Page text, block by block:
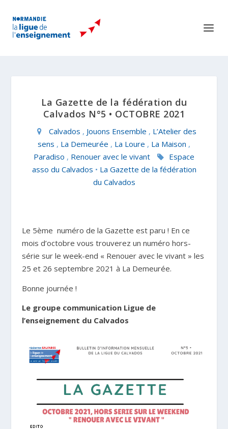
La Gazette de la fédération du
Calvados N°5 • OCTOBRE 2021
Calvados , Jouons Ensemble , L’Atelier des
sens , La Demeurée , La Loure , La Maison ,
Paradiso , Renouer avec le vivant
Espace
asso du Calvados • La Gazette de la fédération
du Calvados
Le 5ème numéro de la Gazette est paru ! En ce
mois d’octobre vous trouverez un numéro hors-
série sur le week-end « Renouer avec le vivant » les
25 et 26 septembre 2021 à La Demeurée.
Bonne journée !
Le groupe communication Ligue de
l’enseignement du Calvados